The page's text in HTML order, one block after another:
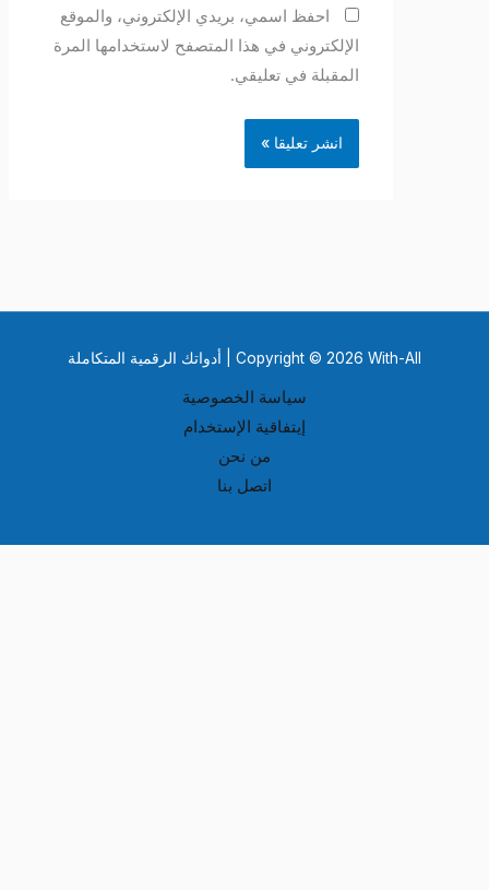
احفظ اسمي، بريدي الإلكتروني، والموقع
الإلكتروني في هذا المتصفح لاستخدامها المرة
المقبلة في تعليقي.
Copyright © 2026 With-All | أدواتك الرقمية المتكاملة
سياسة الخصوصية
إيتفاقية الإستخدام
من نحن
اتصل بنا